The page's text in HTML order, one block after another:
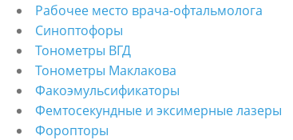
Рабочее место врача-офтальмолога
Синоптофоры
Тонометры ВГД
Тонометры Маклакова
Факоэмульсификаторы
Фемтосекундные и эксимерные лазеры
Форопторы